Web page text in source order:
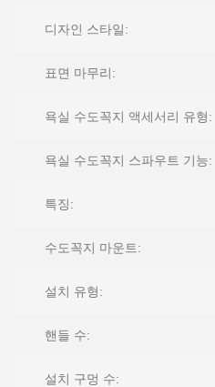
디자인 스타일:
표면 마무리:
욕실 수도꼭지 액세서리 유형:
욕실 수도꼭지 스파우트 기능:
특징:
수도꼭지 마운트:
설치 유형:
핸들 수:
설치 구멍 수: